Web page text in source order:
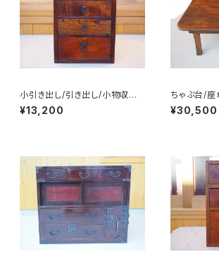
小引き出し/引き出し/小物収納/
No.0262
¥13,200
ちゃぶ台/
o.0351
¥30,500